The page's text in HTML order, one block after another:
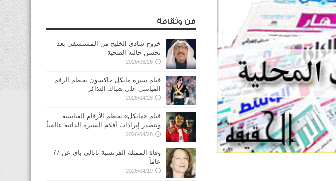
فن وثقافة
خروج شادي الخليج من المستشفى بعد
تحسن حالته الصحية
2026/06/26
فيلم سيرة مايكل جاكسون يحطم الرقم
القياسي على شباك التذاكر
2026/04/28
فيلم «مايكل» يحطم الأرقام القياسية
ويتصدر إيرادات أفلام السيرة الذاتية عالمياً
2026/04/28
وفاة الممثلة الفرنسية ناتالي باي عن 77
عاماً
2026/04/19